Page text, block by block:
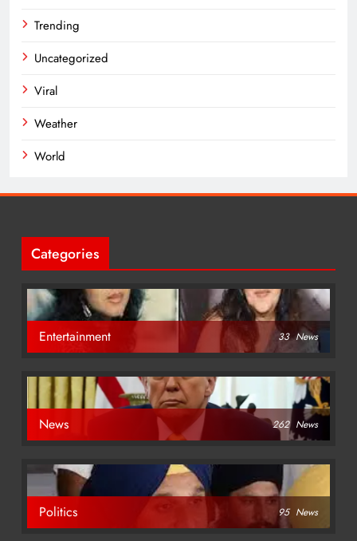
Trending
Uncategorized
Viral
Weather
World
Categories
Entertainment 33 News
News 262 News
Politics 95 News